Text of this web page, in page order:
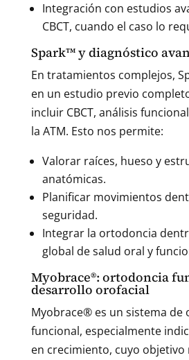
Integración con estudios
CBCT, cuando el caso lo
Spark™ y diagnóstico
En tratamientos complejos,
en un estudio previo
incluir CBCT, análisis
la ATM. Esto nos permite:
Valorar raíces, hueso y
anatómicas.
Planificar movimientos
seguridad.
Integrar la ortodoncia
global de salud oral y
Myobrace®: ortodoncia
desarrollo orofacial
Myobrace® es un sistema de
funcional, especialmente
en crecimiento, cuyo objetivo